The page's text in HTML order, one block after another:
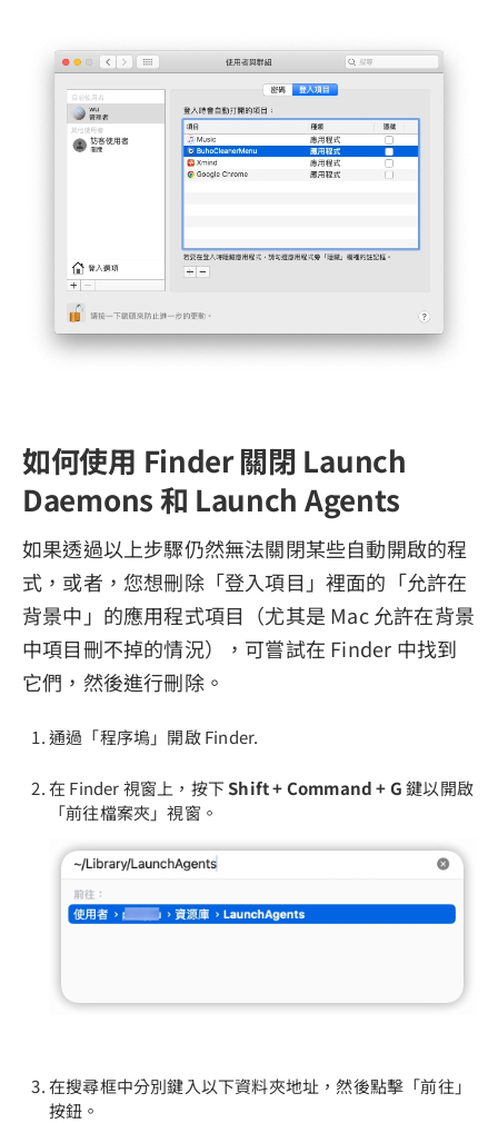
如何使用 Finder 關閉 Launch
Daemons 和 Launch Agents
如果透過以上步驟仍然無法關閉某些自動開啟的程
式，或者，您想刪除「登入項目」裡面的「允許在
背景中」的應用程式項目（尤其是 Mac 允許在背景
中項目刪不掉的情況），可嘗試在 Finder 中找到
它們，然後進行刪除。
通過「程序塢」開啟 Finder.
在 Finder 視窗上，按下Shift + Command + G鍵以開啟
「前往檔案夾」視窗。
在搜尋框中分別鍵入以下資料夾地址，然後點擊「前往」
按鈕。